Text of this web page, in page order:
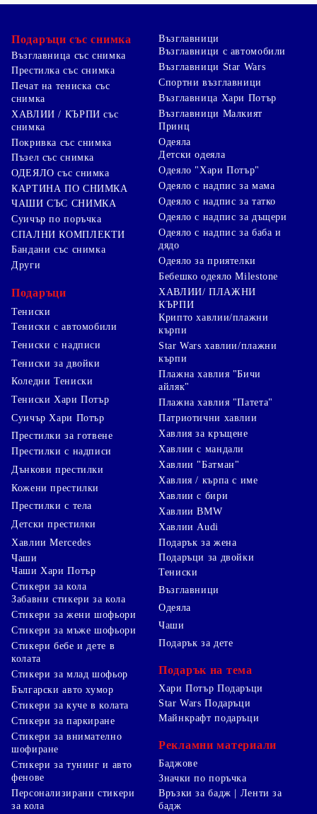
Подаръци със снимка
Възглавница със снимка
Престилка със снимка
Печат на тениска със
снимка
ХАВЛИИ / КЪРПИ със
снимка
Покривка със снимка
Пъзел със снимка
ОДЕЯЛО със снимка
КАРТИНА ПО СНИМКА
ЧАШИ СЪС СНИМКА
Суичър по поръчка
СПАЛНИ КОМПЛЕКТИ
Бандани със снимка
Други
Подаръци
Тениски
Тениски с автомобили
Тениски с надписи
Тениски за двойки
Коледни Тениски
Тениски Хари Потър
Суичър Хари Потър
Престилки за готвене
Престилки с надписи
Дънкови престилки
Кожени престилки
Престилки с тела
Детски престилки
Възглавници
Възглавници с автомобили
Възглавници Star Wars
Спортни възглавници
Възглавница Хари Потър
Възглавници Малкият
Принц
Одеяла
Детски одеяла
Одеяло "Хари Потър"
Одеяло с надпис за мама
Одеяло с надпис за татко
Одеяло с надпис за дъщери
Одеяло с надпис за баба и
дядо
Одеяло за приятелки
Бебешко одеяло Milestone
ХАВЛИИ/ ПЛАЖНИ
КЪРПИ
Крипто хавлии/плажни
кърпи
Star Wars хавлии/плажни
кърпи
Плажна хавлия "Бичи
айляк"
Плажна хавлия "Патета"
Патриотични хавлии
Хавлия за кръщене
Хавлии с мандали
Хавлии "Батман"
Хавлия / кърпа с име
Хавлии с бири
Хавлии BMW
Хавлии Audi
Хавлии Mercedes
Чаши
Чаши Хари Потър
Стикери за кола
Забавни стикери за кола
Стикери за жени шофьори
Стикери за мъже шофьори
Стикери бебе и дете в
колата
Стикери за млад шофьор
Български авто хумор
Стикери за куче в колата
Стикери за паркиране
Стикери за внимателно
шофиране
Стикери за тунинг и авто
фенове
Персонализирани стикери
за кола
Подарък за жена
Подаръци за двойки
Тениски
Възглавници
Одеяла
Чаши
Подарък за дете
Подарък на тема
Хари Потър Подаръци
Star Wars Подаръци
Майнкрафт подаръци
Рекламни материали
Баджове
Значки по поръчка
Връзки за бадж | Ленти за
бадж